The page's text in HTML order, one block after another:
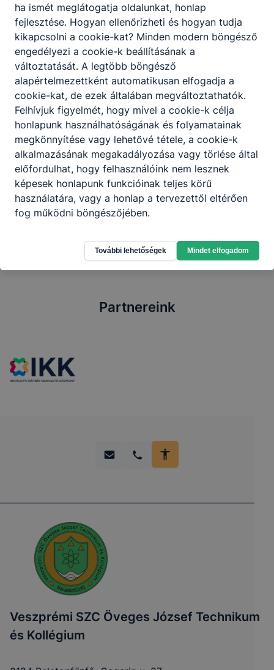
Iskolánkban a közösség szolgálat koordinátora
Novákné Szilas Szilvia, a nevelési munkaközösség
vezetője. Általában a nagy tanáriban kereshető,
vagy a
novakne.szilas.szilvia@ovegestechnikum.hu címen
érhető el.
A szerződött partnereink jegyzékeitt található
meg. (2024. április) Új partnerekkel is szívesen
együttműködünk. Érdeklődj a titkárságon a
legfrissebb információkról. Itt megtalálhatók a
fogadó szervezetekkörére vonatkozó előírások.
A törvényi háttérrőlitt olvashatsz.
Partnereink
Veszprémi SZC Öveges József Technikum
és Kollégium
ha ismét meglátogatja oldalunkat, honlap
fejlesztése. Hogyan ellenőrizheti és hogyan tudja
kikapcsolni a cookie-kat? Minden modern böngésző
engedélyezi a cookie-k beállításának a
változtatását. A legtöbb böngésző
alapértelmezettként automatikusan elfogadja a
cookie-kat, de ezek általában megváltoztathatók.
Felhívjuk figyelmét, hogy mivel a cookie-k célja
honlapunk használhatóságának és folyamatainak
megkönnyítése vagy lehetővé tétele, a cookie-k
alkalmazásának megakadályozása vagy törlése által
előfordulhat, hogy felhasználóink nem lesznek
képesek honlapunk funkcióinak teljes körű
használatára, vagy a honlap a tervezettől eltérően
fog működni böngészőjében.
További lehetőségek Mindet elfogadom